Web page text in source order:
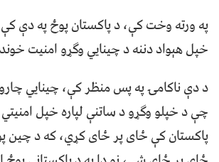
په ورته وخت کې، د پاکستان پوځ په دې
خپل هېواد دننه د چینايي وګړو امنیت
د دې ناکامۍ په پس منظر کې، چینايي
چې د خپلو وګړو د ساتنې لپاره خپل
پاکستان کې ځای پر ځای کړي، که د چین